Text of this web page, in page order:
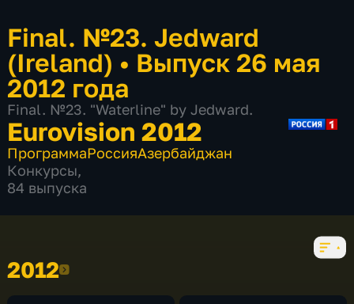
Final. №23. Jedward
(Ireland) • Выпуск 26 мая
2012 года
Final. №23. "Waterline" by Jedward.
Eurovision 2012
ПрограммаРоссияАзербайджан
Конкурсы,
84 выпуска
20122012